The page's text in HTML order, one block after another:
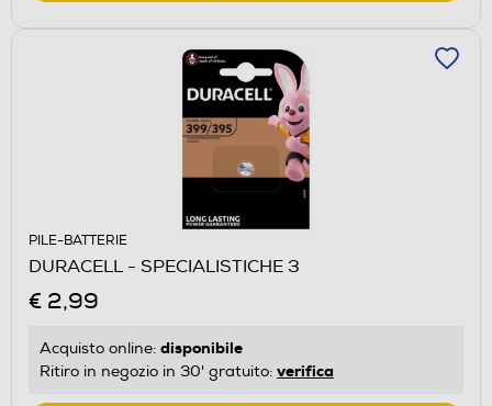
PILE-BATTERIE
DURACELL - SPECIALISTICHE 3
€ 2,99
Acquisto online: disponibile
Ritiro in negozio in 30' gratuito: verifica